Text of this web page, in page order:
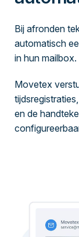
Bij afronden
automatisch
in hun
Movetex
en de